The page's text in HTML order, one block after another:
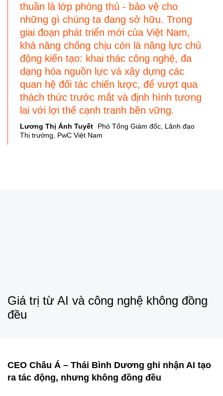
thuần là lớp phòng thủ - bảo vệ cho
những gì chúng ta đang sở hữu. Trong
giai đoạn phát triển mới của Việt Nam,
khả năng chống chịu còn là năng lực chủ
động kiến tạo: khai thác công nghệ, đa
dạng hóa nguồn lực và xây dựng các
quan hệ đối tác chiến lược, để vượt qua
thách thức trước mắt và định hình tương
lai với lợi thế cạnh tranh bền vững.
Lương Thị Ánh Tuyết
Phó Tổng Giám đốc, Lãnh đạo
Thị trường, PwC Việt Nam
Giá trị từ AI và công nghệ không đồng
đều
CEO Châu Á – Thái Bình Dương ghi nhận AI tạo
ra tác động, nhưng không đồng đều